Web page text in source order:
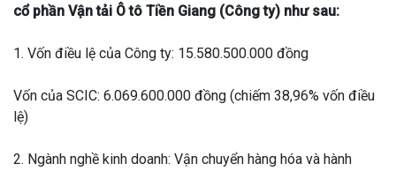
cổ phần Vận tải Ô tô Tiền Giang (Công ty) như sau:
1. Vốn điều lệ của Công ty: 15.580.500.000 đồng
Vốn của SCIC: 6.069.600.000 đồng (chiếm 38,96% vốn điều
lệ)
2. Ngành nghề kinh doanh: Vận chuyển hàng hóa và hành